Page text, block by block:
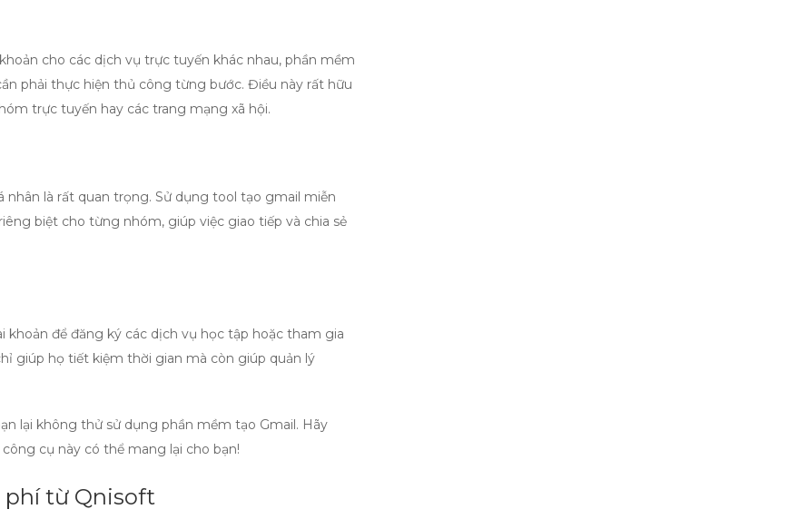
cho các dịch vụ trực tuyến khác nhau, phần mềm
phải thực hiện thủ công từng bước. Điều này rất hữu
trực tuyến hay các trang mạng xã hội.
nhân là rất quan trọng. Sử dụng tool tạo gmail miễn
biệt cho từng nhóm, giúp việc giao tiếp và chia sẻ
khoản để đăng ký các dịch vụ học tập hoặc tham gia
giúp họ tiết kiệm thời gian mà còn giúp quản lý
lại không thử sử dụng phần mềm tạo Gmail. Hãy
cụ này có thể mang lại cho bạn!
phí từ Qnisoft